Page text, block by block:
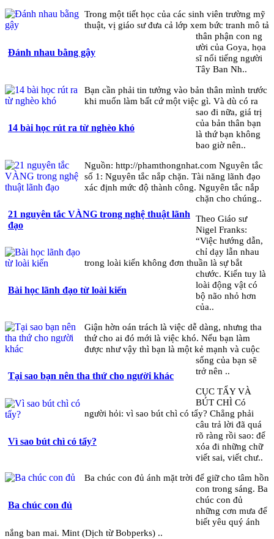
Đánh nhau bằng gậy
Trong một tiết học của các sinh viên trường mỹ
thuật, vị giáo sư đưa cả lớp xem bức tranh mô tả
thân phận con ng​
ười của Goya, họa
sĩ nổi tiếng người
Tây Ban Nh..
14 bài học rút ra từ nghèo khó
Bạn cần phải tin tưởng vào bản thân mình trước
khi muốn làm bất cứ một việc gì. Và dù có ra
sao đi nữa, giá trị
của bản thân bạn
là thứ bạn không
bao giờ nên..
21 nguyên tắc VÀNG trong nghệ thuật lãnh
đạo
Nguồn: http://phamthongnhat.com Nguyên tắc
số 1: Nguyên tắc nắp chặn. Tài năng lãnh đạo
xác định mức độ thành công. Nguyên tắc nắp
chặn cho chúng..
Bài học lãnh đạo từ loài kiến
Theo Giáo sư
Nigel Franks:
“Việc hướng dẫn,
chỉ dạy lẫn nhau
trong loài kiến không đơn thuần là sự bắt
chước. Kiến tuy là
loài động vật có
bộ não nhỏ hơn
của..
Tại sao bạn nên tha thứ cho người khác
Giận hờn oán trách là việc dễ dàng, nhưng tha
thứ cho ai đó mới là việc khó. Nếu bạn làm
được như vậy thì bạn là một kẻ mạnh và cuộc
sống của bạn sẽ
trở nên ..
Vì sao bút chì có tẩy?
CỤC TẨY VÀ
BÚT CHÌ Có
người hỏi: vì sao bút chì có tẩy? Chẳng phải
câu trả lời đã quá
rõ ràng rồi sao: để
xóa đi những chữ
viết sai, viết chư..
Ba chúc con đủ
Ba chúc con đủ ánh mặt trời để giữ cho tâm hồn
con trong sáng. Ba
chúc con đủ
những cơn mưa để
biết yêu quý ánh
nắng ban mai. Mint (Dịch từ Bobperks) ..